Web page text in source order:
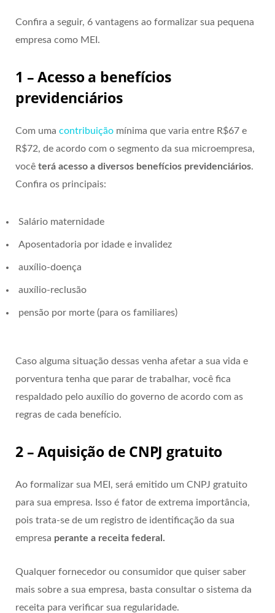
Confira a seguir, 6 vantagens ao formalizar sua pequena
empresa como MEI.
1 – Acesso a benefícios
previdenciários
Com uma contribuição mínima que varia entre R$67 e
R$72, de acordo com o segmento da sua microempresa,
você terá acesso a diversos benefícios previdenciários.
Confira os principais:
Salário maternidade
Aposentadoria por idade e invalidez
auxílio-doença
auxílio-reclusão
pensão por morte (para os familiares)
Caso alguma situação dessas venha afetar a sua vida e
porventura tenha que parar de trabalhar, você fica
respaldado pelo auxílio do governo de acordo com as
regras de cada benefício.
2 – Aquisição de CNPJ gratuito
Ao formalizar sua MEI, será emitido um CNPJ gratuito
para sua empresa. Isso é fator de extrema importância,
pois trata-se de um registro de identificação da sua
empresa perante a receita federal.
Qualquer fornecedor ou consumidor que quiser saber
mais sobre a sua empresa, basta consultar o sistema da
receita para verificar sua regularidade.